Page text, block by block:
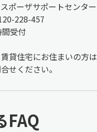
スポーザサポートセンター
228-457
受付
貸住宅にお住まいの方
せください。
FAQ